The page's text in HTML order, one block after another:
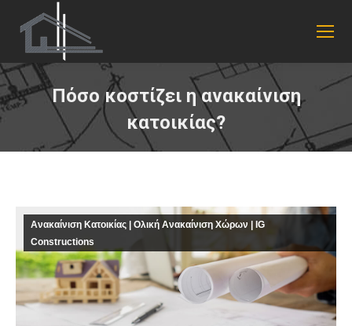
Πόσο κοστίζει η ανακαίνιση
κατοικίας?
You are here:
Ανακαίνιση Κατοικίας | Ολική Ανακαίνιση Χώρων | IG
Constructions